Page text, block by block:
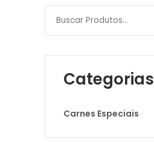
Categorias
Carnes Especiais